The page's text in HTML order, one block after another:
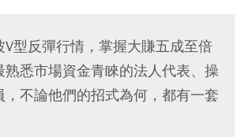
型反彈行情，掌握大賺五成至倍
悉市場資金青睞的法人代表、操
不論他們的招式為何，都有一套